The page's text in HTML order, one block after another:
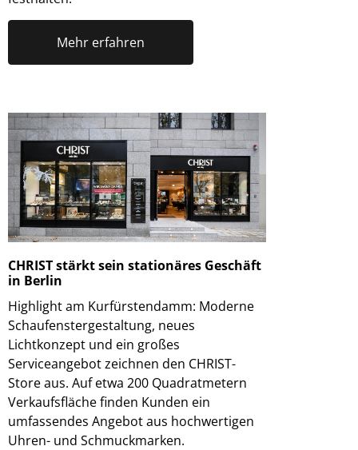
Mehr erfahren
CHRIST stärkt sein stationäres Geschäft
in Berlin
Highlight am Kurfürstendamm: Moderne
Schaufenstergestaltung, neues
Lichtkonzept und ein großes
Serviceangebot zeichnen den CHRIST-
Store aus. Auf etwa 200 Quadratmetern
Verkaufsfläche finden Kunden ein
umfassendes Angebot aus hochwertigen
Uhren- und Schmuckmarken.